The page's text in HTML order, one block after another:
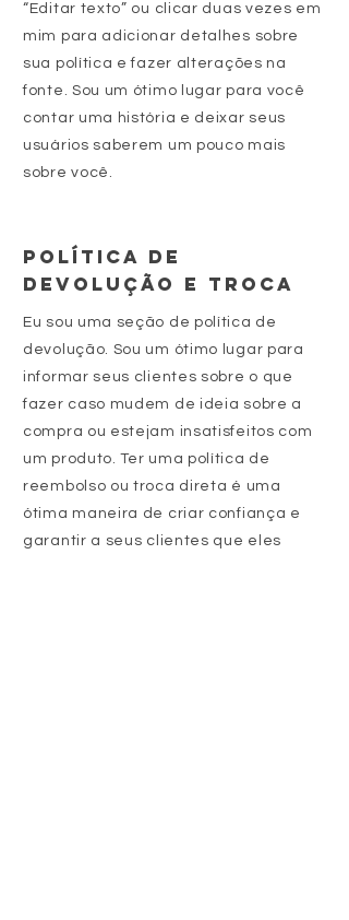
“Editar texto” ou clicar duas vezes em
mim para adicionar detalhes sobre
sua política e fazer alterações na
fonte. Sou um ótimo lugar para você
contar uma história e deixar seus
usuários saberem um pouco mais
sobre você.
Política de
Devolução e Troca
Eu sou uma seção de política de
devolução. Sou um ótimo lugar para
informar seus clientes sobre o que
fazer caso mudem de ideia sobre a
compra ou estejam insatisfeitos com
um produto. Ter uma política de
reembolso ou troca direta é uma
ótima maneira de criar confiança e
garantir a seus clientes que eles